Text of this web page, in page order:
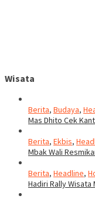
Wisata
Berita, Budaya,
Mas Dhito Cek
Berita, Ekbis,
Mbak Wali
Berita, Headline,
Hadiri Rally